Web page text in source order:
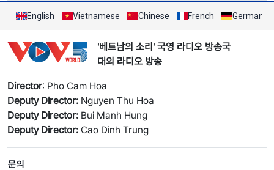
English Vietnamese Chinese French German
'베트남의 소리' 국영 라디오 방송국
대외 라디오 방송
Director: Pho Cam Hoa
Deputy Director: Nguyen Thu Hoa
Deputy Director: Bui Manh Hung
Deputy Director: Cao Dinh Trung
문의